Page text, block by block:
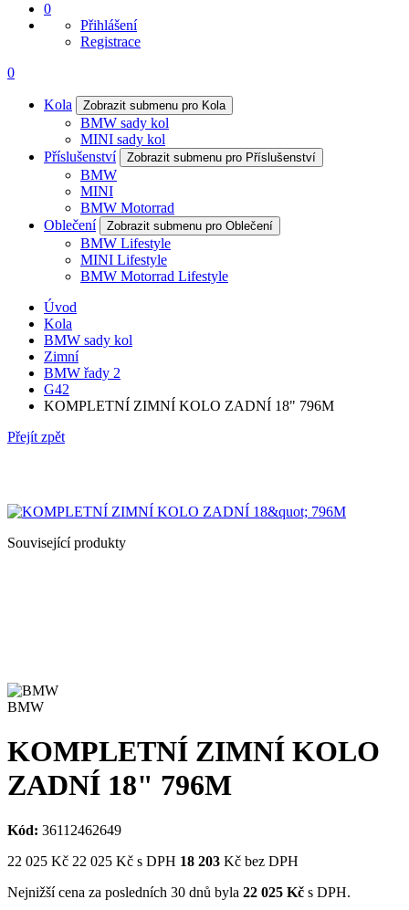
0
Přihlášení
Registrace
0
Kola Zobrazit submenu pro Kola
BMW sady kol
MINI sady kol
Příslušenství
Zobrazit submenu pro Příslušenství
BMW
MINI
BMW Motorrad
Oblečení
Zobrazit submenu pro Oblečení
BMW Lifestyle
MINI Lifestyle
BMW Motorrad Lifestyle
Úvod
Kola
BMW sady kol
Zimní
BMW řady 2
G42
KOMPLETNÍ ZIMNÍ KOLO ZADNÍ 18" 796M
Přejít zpět
Související produkty
BMW
KOMPLETNÍ ZIMNÍ KOLO
ZADNÍ 18" 796M
Kód: 36112462649
22 025 Kč 22 025 Kč s DPH 18 203 Kč bez DPH
Nejnižší cena za posledních 30 dnů byla 22 025 Kč s DPH.